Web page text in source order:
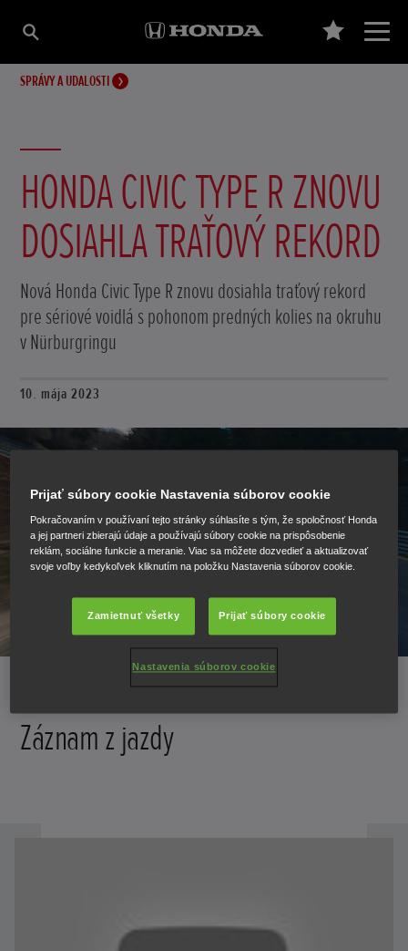
SPRÁVY A UDALOSTI
HONDA CIVIC TYPE R ZNOVU
DOSIAHLA TRAŤOVÝ REKORD
Nová Honda Civic Type R znovu dosiahla traťový rekord
pre sériové voidlá s pohonom predných kolies na okruhu
v Nürburgringu
10. mája 2023
Záznam z jazdy
Prijať súbory cookie Nastavenia súborov cookie
Pokračovaním v používaní tejto stránky súhlasíte s tým, že spoločnosť Honda
a jej partneri zbierajú údaje a používajú súbory cookie na prispôsobenie
reklám, sociálne funkcie a meranie. Viac sa môžete dozvedieť a aktualizovať
svoje voľby kedykoľvek kliknutím na položku Nastavenia súborov cookie.
Zamietnuť všetky Prijať súbory cookie
Nastavenia súborov cookie